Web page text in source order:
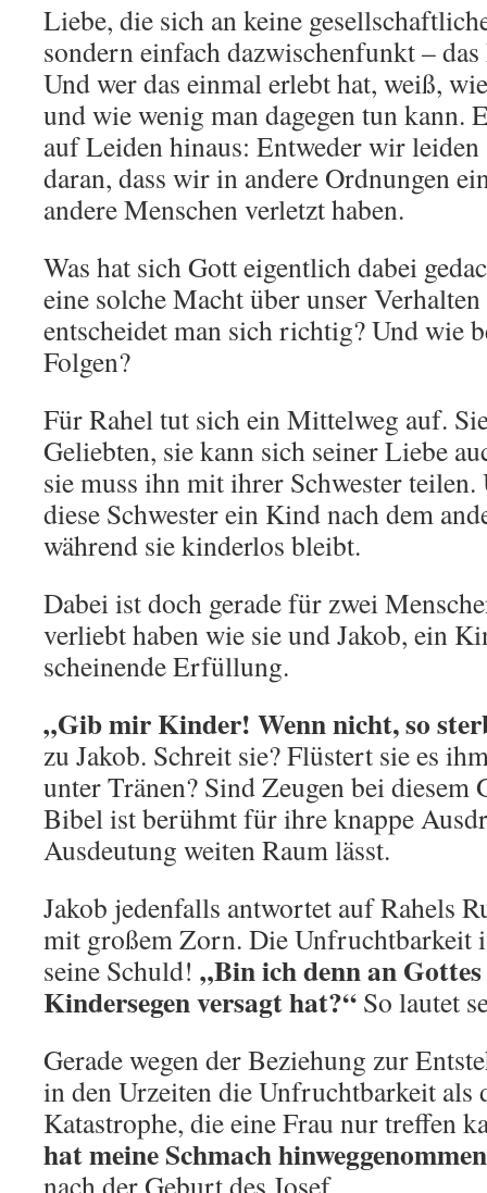
Liebe, die sich an keine
sondern einfach dazwischenfunkt –
Und wer das einmal erlebt hat, weiß,
und wie wenig man dagegen tun kann.
auf Leiden hinaus: Entweder wir
daran, dass wir in andere Ordnungen
andere Menschen verletzt haben.
Was hat sich Gott eigentlich dabei
eine solche Macht über unser
entscheidet man sich richtig? Und wie
Folgen?
Für Rahel tut sich ein Mittelweg auf.
Geliebten, sie kann sich seiner Liebe
sie muss ihn mit ihrer Schwester teilen.
diese Schwester ein Kind nach dem
während sie kinderlos bleibt.
Dabei ist doch gerade für zwei
verliebt haben wie sie und Jakob, ein
scheinende Erfüllung.
„Gib mir Kinder! Wenn nicht, so
zu Jakob. Schreit sie? Flüstert sie es
unter Tränen? Sind Zeugen bei diesem
Bibel ist berühmt für ihre knappe
Ausdeutung weiten Raum lässt.
Jakob jedenfalls antwortet auf Rahels
mit großem Zorn. Die Unfruchtbarkeit
seine Schuld! „Bin ich denn an
Kindersegen versagt hat?“ So lautet
Gerade wegen der Beziehung zur
in den Urzeiten die Unfruchtbarkeit als
Katastrophe, die eine Frau nur treffen
hat meine Schmach
nach der Geburt des Josef.